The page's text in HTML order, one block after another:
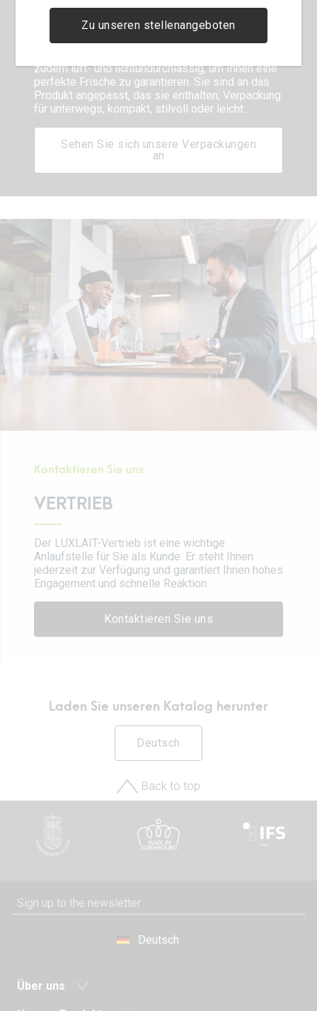
Zu unseren stellenangeboten
Unsere Verpackungen sind ökologisch
verantwortungsbewusst oder bestehen sogar
zudem luft- und lichtundurchlässig, um Ihnen eine
perfekte Frische zu garantieren. Sie sind an das
Produkt angepasst, das sie enthalten; Verpackung
für unterwegs, kompakt, stilvoll oder leicht…
Sehen Sie sich unsere Verpackungen
an
Kontaktieren Sie uns
VERTRIEB
Der LUXLAIT-Vertrieb ist eine wichtige
Anlaufstelle für Sie als Kunde. Er steht Ihnen
jederzeit zur Verfügung und garantiert Ihnen hohes
Engagement und schnelle Reaktion.
Kontaktieren Sie uns
Laden Sie unseren Katalog herunter
Deutsch
Back to top
Deutsch
Über uns
Neuigkeiten